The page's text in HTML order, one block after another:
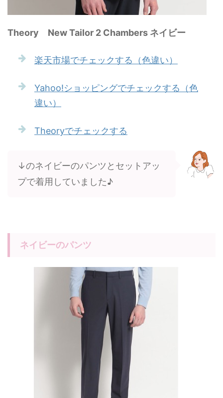
Theory New Tailor 2 Chambers ネイビー
楽天市場でチェックする（色違い）
Yahoo!ショッピングでチェックする（色
違い）
Theoryでチェックする
↓のネイビーのパンツとセットアッ
プで着用していました♪
ネイビーのパンツ